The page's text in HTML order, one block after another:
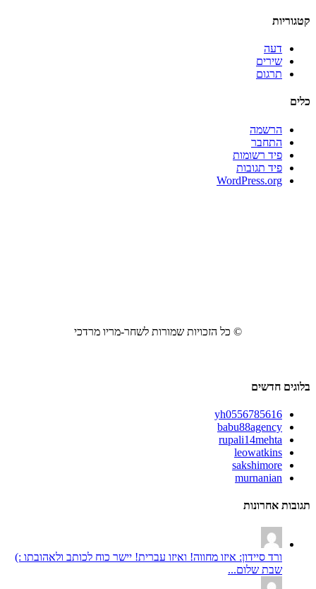
קטגוריות
דעה
שירים
תרגום
כלים
הרשמה
התחבר
פיד רשומות
פיד תגובות
WordPress.org
© כל הזכויות שמורות לשחר-מריו מרדכי
בלוגים חדשים
yh0556785616
babu88agency
rupali14mehta
leowatkins
sakshimore
murnanian
תגובות אחרונות
ורד סיידון: איזו מחווה! ואיזו עברית! יישר כוח לכותב ולאהובתו :)
שבת שלום...